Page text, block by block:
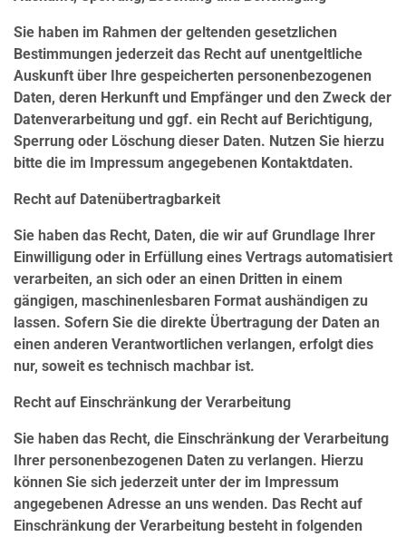
Sie haben im Rahmen der geltenden gesetzlichen
Bestimmungen jederzeit das Recht auf unentgeltliche
Auskunft über Ihre gespeicherten personenbezogenen
Daten, deren Herkunft und Empfänger und den Zweck der
Datenverarbeitung und ggf. ein Recht auf Berichtigung,
Sperrung oder Löschung dieser Daten. Nutzen Sie hierzu
bitte die im Impressum angegebenen Kontaktdaten.
Recht auf Datenübertragbarkeit
Sie haben das Recht, Daten, die wir auf Grundlage Ihrer
Einwilligung oder in Erfüllung eines Vertrags automatisiert
verarbeiten, an sich oder an einen Dritten in einem
gängigen, maschinenlesbaren Format aushändigen zu
lassen. Sofern Sie die direkte Übertragung der Daten an
einen anderen Verantwortlichen verlangen, erfolgt dies
nur, soweit es technisch machbar ist.
Recht auf Einschränkung der Verarbeitung
Sie haben das Recht, die Einschränkung der Verarbeitung
Ihrer personenbezogenen Daten zu verlangen. Hierzu
können Sie sich jederzeit unter der im Impressum
angegebenen Adresse an uns wenden. Das Recht auf
Einschränkung der Verarbeitung besteht in folgenden